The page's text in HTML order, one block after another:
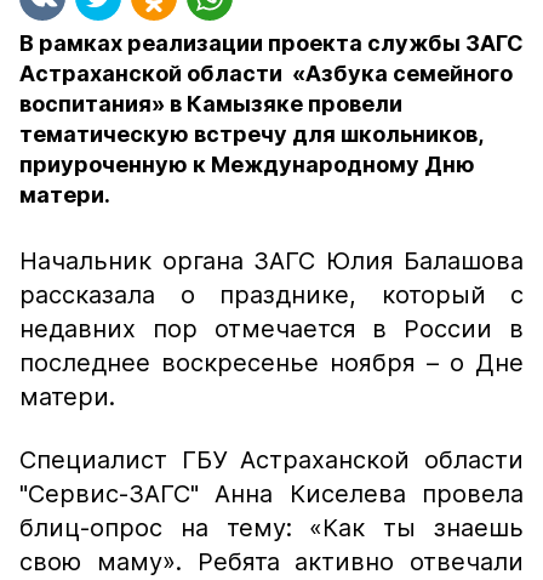
В рамках реализации проекта службы ЗАГС
Астраханской области «Азбука семейного
воспитания» в Камызяке провели
тематическую встречу для школьников,
приуроченную к Международному Дню
матери.
Начальник органа ЗАГС Юлия Балашова
рассказала о празднике, который с
недавних пор отмечается в России в
последнее воскресенье ноября – о Дне
матери.
Специалист ГБУ Астраханской области
"Сервис-ЗАГС" Анна Киселева провела
блиц-опрос на тему: «Как ты знаешь
свою маму». Ребята активно отвечали